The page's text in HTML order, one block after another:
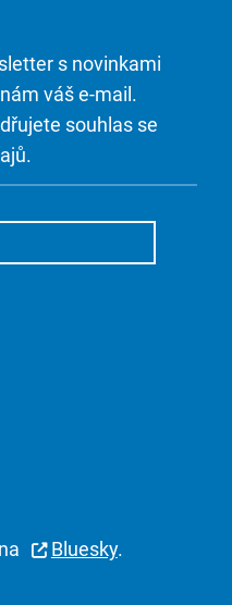
s novinkami
váš e-mail.
souhlas se
Bluesky.